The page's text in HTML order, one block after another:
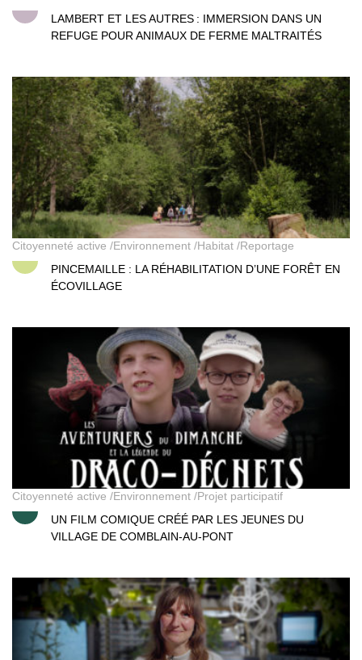
LAMBERT ET LES AUTRES : IMMERSION DANS UN
REFUGE POUR ANIMAUX DE FERME MALTRAITÉS
Pincemaille, au fil des saisons
Citoyenneté active Environnement Habitat Reportage
PINCEMAILLE : LA RÉHABILITATION D’UNE FORÊT EN
ÉCOVILLAGE
Les aventuriers du dimanche et la légende du draco-déchets
Citoyenneté active Environnement Projet participatif
UN FILM COMIQUE CRÉÉ PAR LES JEUNES DU
VILLAGE DE COMBLAIN-AU-PONT
Point Culture